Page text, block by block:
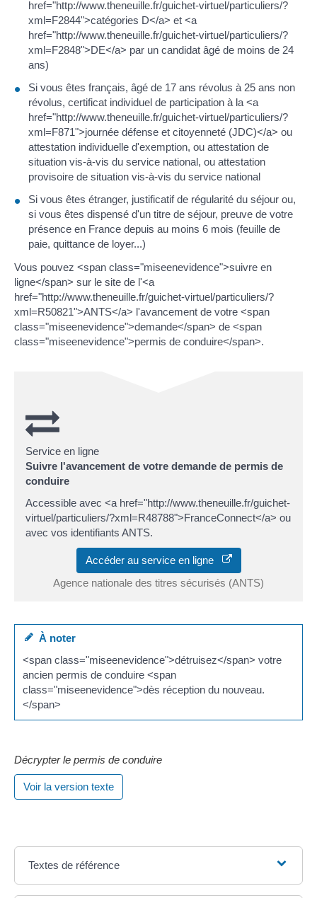
href="http://www.theneuille.fr/guichet-virtuel/particuliers/?
xml=F2844">catégories D</a> et <a
href="http://www.theneuille.fr/guichet-virtuel/particuliers/?
xml=F2848">DE</a> par un candidat âgé de moins de 24
ans)
Si vous êtes français, âgé de 17 ans révolus à 25 ans non
révolus, certificat individuel de participation à la <a
href="http://www.theneuille.fr/guichet-virtuel/particuliers/?
xml=F871">journée défense et citoyenneté (JDC)</a> ou
attestation individuelle d'exemption, ou attestation de
situation vis-à-vis du service national, ou attestation
provisoire de situation vis-à-vis du service national
Si vous êtes étranger, justificatif de régularité du séjour ou,
si vous êtes dispensé d'un titre de séjour, preuve de votre
présence en France depuis au moins 6 mois (feuille de
paie, quittance de loyer...)
Vous pouvez <span class="miseenevidence">suivre en
ligne</span> sur le site de l'<a
href="http://www.theneuille.fr/guichet-virtuel/particuliers/?
xml=R50821">ANTS</a> l'avancement de votre <span
class="miseenevidence">demande</span> de <span
class="miseenevidence">permis de conduire</span>.
Service en ligne
Suivre l'avancement de votre demande de permis de
conduire
Accessible avec <a href="http://www.theneuille.fr/guichet-
virtuel/particuliers/?xml=R48788">FranceConnect</a> ou
avec vos identifiants ANTS.
Accéder au service en ligne
Agence nationale des titres sécurisés (ANTS)
À noter
<span class="miseenevidence">détruisez</span> votre
ancien permis de conduire <span
class="miseenevidence">dès réception du nouveau.
</span>
Décrypter le permis de conduire
Voir la version texte
Textes de référence